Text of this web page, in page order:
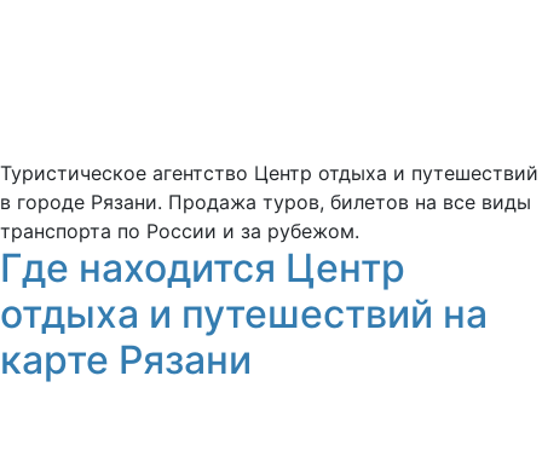
Туристическое агентство Центр отдыха и путешествий
в городе Рязани. Продажа туров, билетов на все виды
транспорта по России и за рубежом.
Где находится Центр
отдыха и путешествий на
карте Рязани